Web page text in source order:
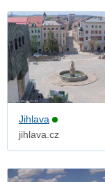
Jihlava
jihlava.cz